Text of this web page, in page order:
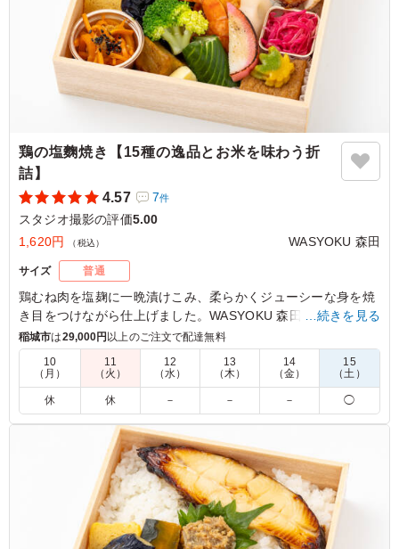
鶏の塩麴焼き【15種の逸品とお米を味わう折
詰】
4.57
7件
スタジオ撮影の評価5.00
1,620円
（税込） WASYOKU 森田
サイズ 普通
鶏むね肉を塩麹に一晩漬けこみ、柔らかくジューシーな身を焼
き目をつけながら仕上げました。WASYOKU 森田こだわりのお
米は新潟県糸魚川産のコシヒカリ。召し上がっていただくと、
みずみずしさとお米の甘さに驚いていただけると思います。15
種の繊細で華やかな副菜と共にお楽しみください。会議などに
最適です。
鶏肉は塩麹漬けで優しい味付けです。副菜もたくさん入っ
ていて、それぞれおいしくて喜ばれでいました。ごはんも
美味しいです。 バランスよいお弁当でどなたにも喜ばれ
ていました。
ご利用シーン：ロケ・撮影›スタジオ撮影
…続きを見る
稲城市は29,000円以上のご注文で配達無料
10
（月）
11
（火）
12
（水）
13
（木）
14
（金）
15
（土）
休 休 － － － ◯